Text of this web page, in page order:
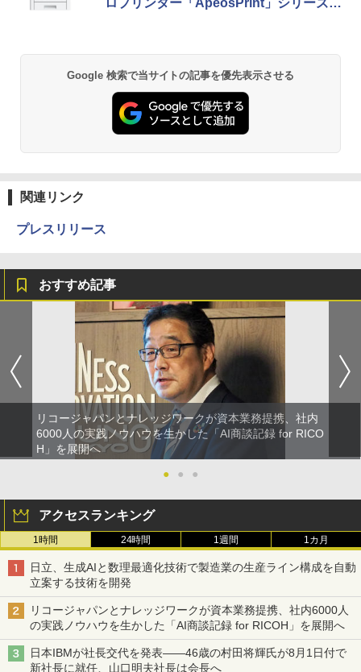
Google 検索で当サイトの記事を優先表示させる
関連リンク
プレスリリース
おすすめ記事
リコージャパンとナレッジワークが資本業務提携、社内
6000人の実践ノウハウを生かした「AI商談記録 for RICO
H」を展開へ
●
● ●
アクセスランキング
1時間 24時間 1週間 1カ月
日立、生成AIと数理最適化技術で製造業の生産ライン構成を自動
立案する技術を開発
リコージャパンとナレッジワークが資本業務提携、社内6000人
の実践ノウハウを生かした「AI商談記録 for RICOH」を展開へ
日本IBMが社長交代を発表――46歳の村田将輝氏が8月1日付で
新社長に就任、山口明夫社長は会長へ